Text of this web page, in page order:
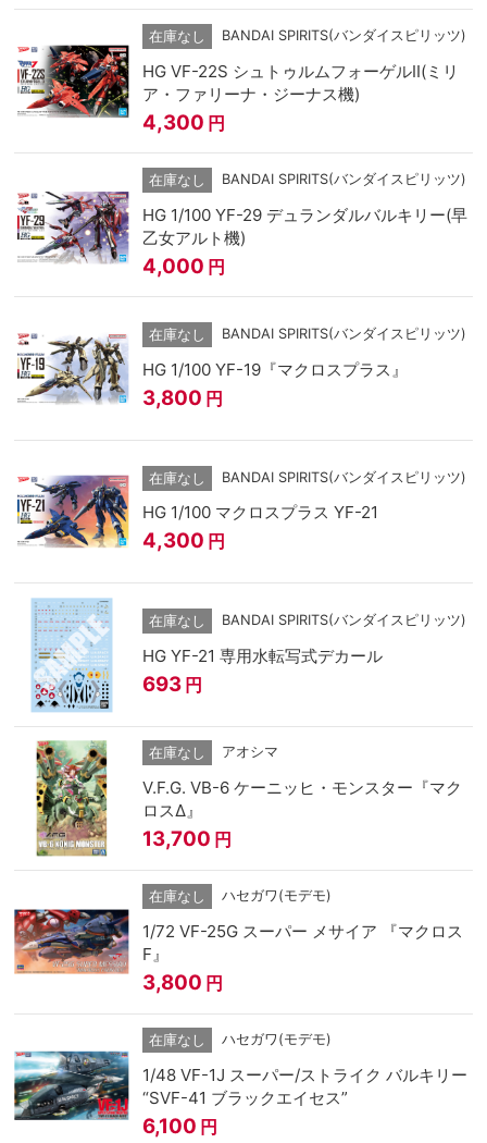
在庫なし BANDAI SPIRITS(バンダイスピリッツ)
HG VF-22S シュトゥルムフォーゲルⅡ(ミリ
ア・ファリーナ・ジーナス機)
4,300 円
在庫なし BANDAI SPIRITS(バンダイスピリッツ)
HG 1/100 YF-29 デュランダルバルキリー(早
乙女アルト機)
4,000 円
在庫なし BANDAI SPIRITS(バンダイスピリッツ)
HG 1/100 YF-19『マクロスプラス』
3,800 円
在庫なし BANDAI SPIRITS(バンダイスピリッツ)
HG 1/100 マクロスプラス YF-21
4,300 円
在庫なし BANDAI SPIRITS(バンダイスピリッツ)
HG YF-21 専用水転写式デカール
693 円
在庫なし アオシマ
V.F.G. VB-6 ケーニッヒ・モンスター『マク
ロスΔ』
13,700 円
在庫なし ハセガワ(モデモ)
1/72 VF-25G スーパー メサイア 『マクロス
F』
3,800 円
在庫なし ハセガワ(モデモ)
1/48 VF-1J スーパー/ストライク バルキリー
“SVF-41 ブラックエイセス”
6,100 円